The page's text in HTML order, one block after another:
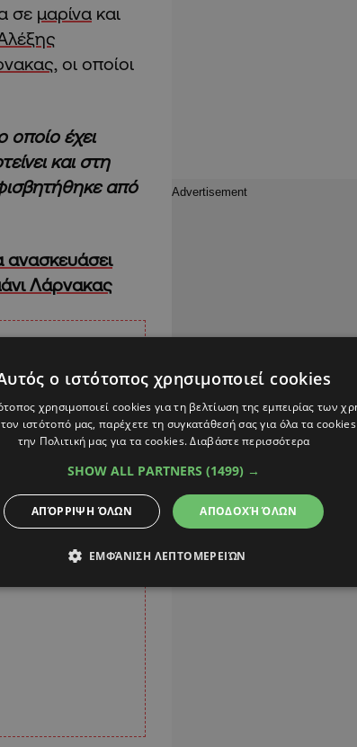
σε μαρίνα και
, οι οποίοι
οποίο έχει
και στη
από
Λάρνακας
ο ιστότοπος χρησιμοποιεί cookies
χρησιμοποιεί cookies για τη βελτίωση της εμπειρίας των
ιστότοπό μας, παρέχετε τη συγκατάθεσή σας για όλα τα
την Πολιτική μας για τα cookies.Διαβάστε περισσότερα
SHOW ALL PARTNERS (1499) →
ΑΠΟΔΟΧΉ ΌΛΩΝ
ΑΠΌΡΡΙΨΗ ΌΛΩΝ
ΕΜΦΆΝΙΣΗ ΛΕΠΤΟΜΕΡΕΙΏΝ